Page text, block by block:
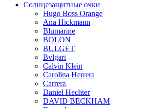
Солнцезащитные очки
Hugo Boss Orange
Ana Hickmann
Blumarine
BOLON
BULGET
Bvlgari
Calvin Klein
Carolina Herrera
Carrera
Daniel Hechter
DAVID BECKHAM